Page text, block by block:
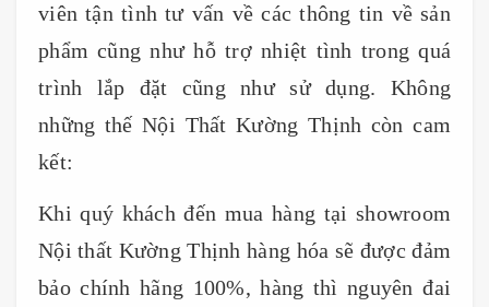
viên tận tình tư vấn về các thông tin về sản
phẩm cũng như hỗ trợ nhiệt tình trong quá
trình lắp đặt cũng như sử dụng. Không
những thế Nội Thất Kường Thịnh còn cam
kết:
Khi quý khách đến mua hàng tại showroom
Nội thất Kường Thịnh hàng hóa sẽ được đảm
bảo chính hãng 100%, hàng thì nguyên đai